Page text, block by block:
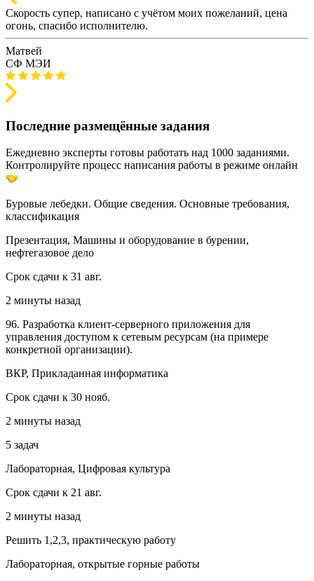
Скорость супер, написано с учётом моих пожеланий, цена
огонь, спасибо исполнителю.
Матвей
СФ МЭИ
Последние размещённые задания
Ежедневно эксперты готовы работать над 1000 заданиями.
Контролируйте процесс написания работы в режиме онлайн
Буровые лебедки. Общие сведения. Основные требования,
классификация
Презентация, Машины и оборудование в бурении,
нефтегазовое дело
Срок сдачи к 31 авг.
2 минуты назад
96. Разработка клиент-серверного приложения для
управления доступом к сетевым ресурсам (на примере
конкретной организации).
ВКР, Прикладанная информатика
Срок сдачи к 30 нояб.
2 минуты назад
5 задач
Лабораторная, Цифровая культура
Срок сдачи к 21 авг.
2 минуты назад
Решить 1,2,3, практическую работу
Лабораторная, открытые горные работы